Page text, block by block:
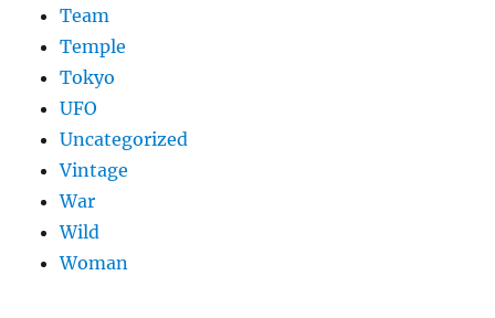
Team
Temple
Tokyo
UFO
Uncategorized
Vintage
War
Wild
Woman